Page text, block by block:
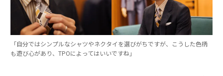
「自分ではシンプルなシャツやネクタイを選びがちですが、こうした色柄
も遊び心があり、TPOによってはいいですね」